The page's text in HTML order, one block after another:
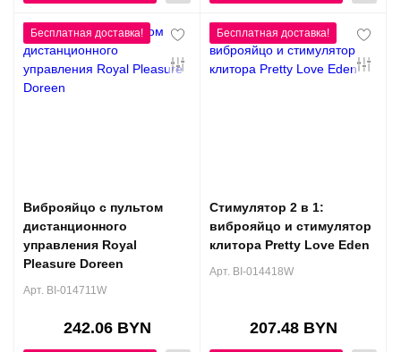
Виброяйцо с пультом
дистанционного
управления Royal
Pleasure Doreen
Арт. BI-014711W
242.06 BYN
Стимулятор 2 в 1:
виброяйцо и стимулятор
клитора Pretty Love Eden
Арт. BI-014418W
207.48 BYN